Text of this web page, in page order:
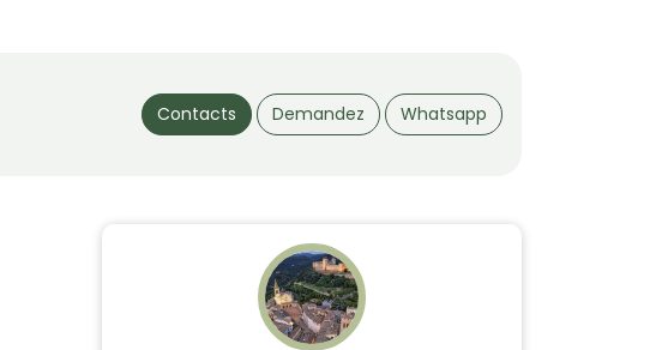
Contacts Demandez Whatsapp